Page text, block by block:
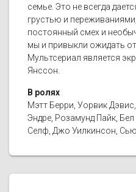
семье. Это не всегда
грустью и
постоянный смех и
мы и привыкли ожидать
Мультсериал является
Янссон.
В ролях
Мэтт Берри, Уорвик
Эндре, Розамунд Пайк,
Селф, Джо Уилкинсон,